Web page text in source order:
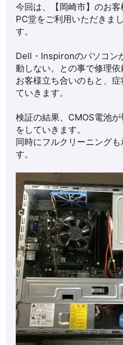
今回は、【岡崎市】のお客
PC堂をご利用いただきま
す。
Dell・Inspironのパソコン
動しない。との事で修理依
お客様立ち合いのもと、
ていきます。
検証の結果、CMOS電池
をしていきます。
同時にフルクリーニング
す。